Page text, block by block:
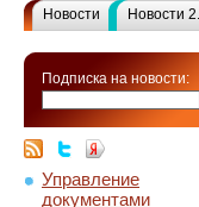
Новости Новости
Подписка на новости:
Управление
документами